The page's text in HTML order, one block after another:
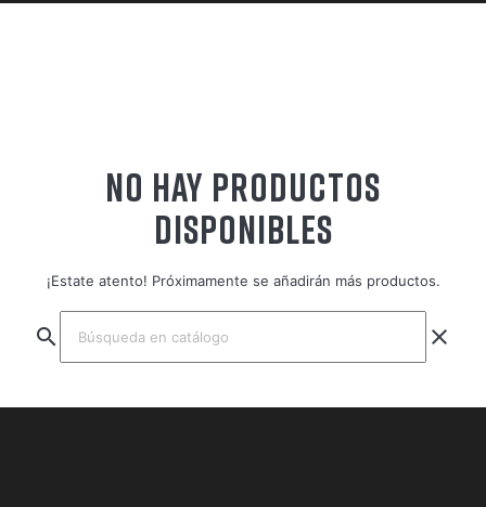
NO HAY PRODUCTOS
DISPONIBLES
¡Estate atento! Próximamente se añadirán más productos.
search clear